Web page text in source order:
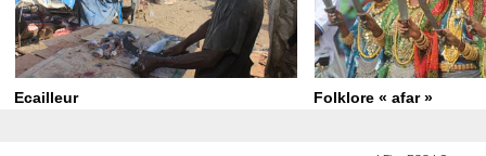
Ecailleur Folklore « afar »